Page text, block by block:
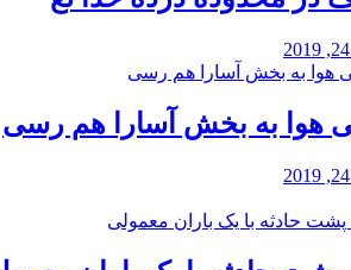
هوا به بخش آسارا هم رسی